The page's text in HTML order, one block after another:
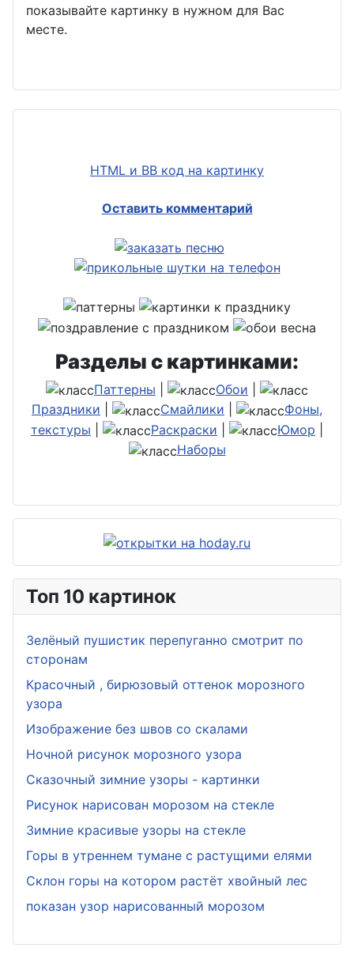
показывайте картинку в нужном для Вас
месте.
HTML и BB код на картинку
Оставить комментарий
Разделы с картинками:
Паттерны Обои
Праздники
Смайлики
Фоны,
текстуры
Раскраски Юмор
Наборы
Топ 10 картинок
Зелёный пушистик перепуганно смотрит по
сторонам
Красочный , бирюзовый оттенок морозного
узора
Изображение без швов со скалами
Ночной рисунок морозного узора
Сказочный зимние узоры - картинки
Рисунок нарисован морозом на стекле
Зимние красивые узоры на стекле
Горы в утреннем тумане с растущими елями
Склон горы на котором растёт хвойный лес
показан узор нарисованный морозом